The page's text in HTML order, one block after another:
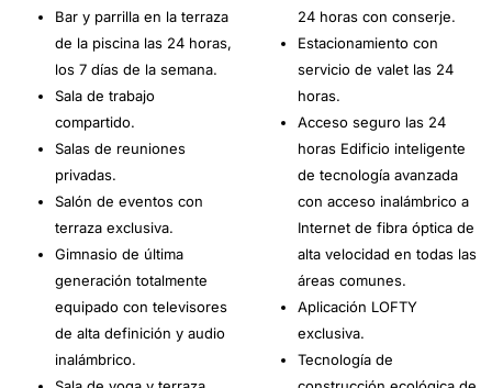
Bar y parrilla en la terraza
de la piscina las 24 horas,
los 7 días de la semana.
Sala de trabajo
compartido.
Salas de reuniones
privadas.
Salón de eventos con
terraza exclusiva.
Gimnasio de última
generación totalmente
equipado con televisores
de alta definición y audio
inalámbrico.
24 horas con conserje.
Estacionamiento con
servicio de valet las 24
horas.
Acceso seguro las 24
horas Edificio inteligente
de tecnología avanzada
con acceso inalámbrico a
Internet de fibra óptica de
alta velocidad en todas las
áreas comunes.
Aplicación LOFTY
exclusiva.
Tecnología de